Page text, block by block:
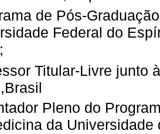
de Pós-
Federal do
Titular-Livre junto
Pleno do
da